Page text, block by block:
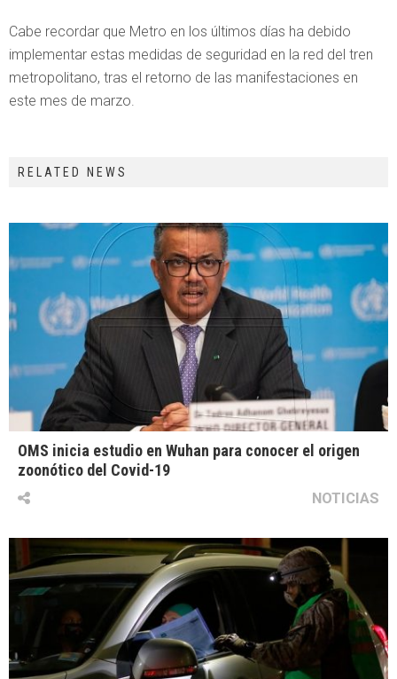
Cabe recordar que Metro en los últimos días ha debido
implementar estas medidas de seguridad en la red del tren
metropolitano, tras el retorno de las manifestaciones en
este mes de marzo.
RELATED NEWS
OMS inicia estudio en Wuhan para conocer el origen
zoonótico del Covid-19
NOTICIAS